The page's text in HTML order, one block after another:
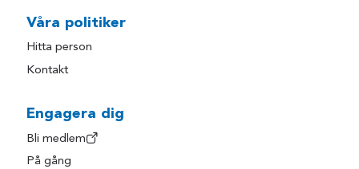
Våra politiker
Hitta person
Kontakt
Engagera dig
Bli medlem
På gång